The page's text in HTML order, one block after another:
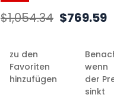
$1,054.34 $769.59
zu den
Favoriten
hinzufügen
wenn
der
sinkt